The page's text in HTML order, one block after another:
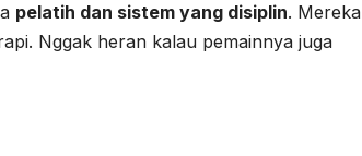
pelatih dan sistem yang disiplin. Mereka
Nggak heran kalau pemainnya juga